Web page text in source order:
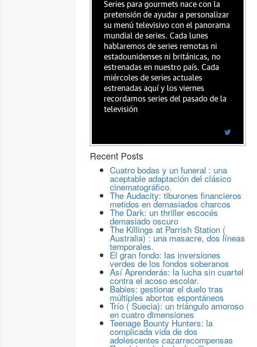
Series para gourmets nace con la
pretensión de ayudar a personalizar
su menú televisivo con el panorama
mundial de series. Cada lunes
hablaremos de series remotas ni
estadounidenses ni británicas, no
estrenadas en nuestro país. Cada
miércoles de series actuales
estrenadas aquí y los viernes
recordamos series del pasado de la
televisión
Recent Posts
Cuatro bodas y un funeral : una
aceptable adaptación del clásico
cinematográfico.
The Audacity: tiburones financieros
metidos en demasiados charcos
The Dark: un thriller escocés
demasiado oscuro
The Killings at Parrish Station (
Australia) : una masacre, dos líneas
temporales.
El gran fondo: las inversiones
verdes de los fondos soberanos
Así Aprenderás: la lucha sin cuartel
contra el acoso escolar.
Babies: gestionar el duelo tras
múltiples abortos espontáneos
Trío ( Suecia): un triángulo amoroso
en cuatro dimensiones
Teenage Bounty Hunters: la
complicada vida de dos
adolescentes cazarrecompensas